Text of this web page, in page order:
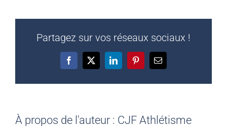
Partagez sur vos réseaux sociaux !
Facebook
X LinkedInPinterestEmail
À propos de l'auteur : CJF Athlétisme